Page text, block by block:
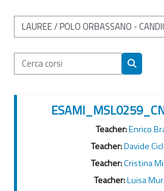
Categorie di corso
Cerca corsi
Cerca
Teacher:Enrico
Teacher:Davide
Teacher:Cristina
Teacher:Luisa